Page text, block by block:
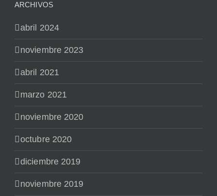
ARCHIVOS
abril 2024
noviembre 2023
abril 2021
marzo 2021
noviembre 2020
octubre 2020
diciembre 2019
noviembre 2019